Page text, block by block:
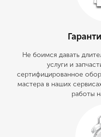
Не боимся давать
услуги и
сертифицированное
мастера в наших
работы